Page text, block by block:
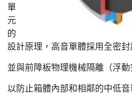
單
元
的
設計原理，高音單體採用全密封
並與前障板物理機械隔離（浮動
以防止箱體內部和相鄰的中低